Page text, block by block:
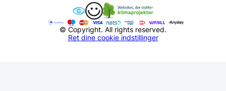
© Copyright. All rights reserved.
Ret dine cookie indstillinger